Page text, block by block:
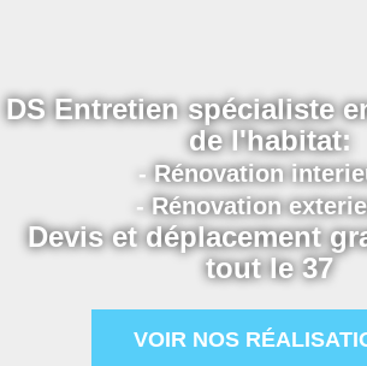
DS Entretien spécialiste
de l'habitat:
- Rénovation
- Rénovation
Devis et déplacement
tout le 37
VOIR NOS